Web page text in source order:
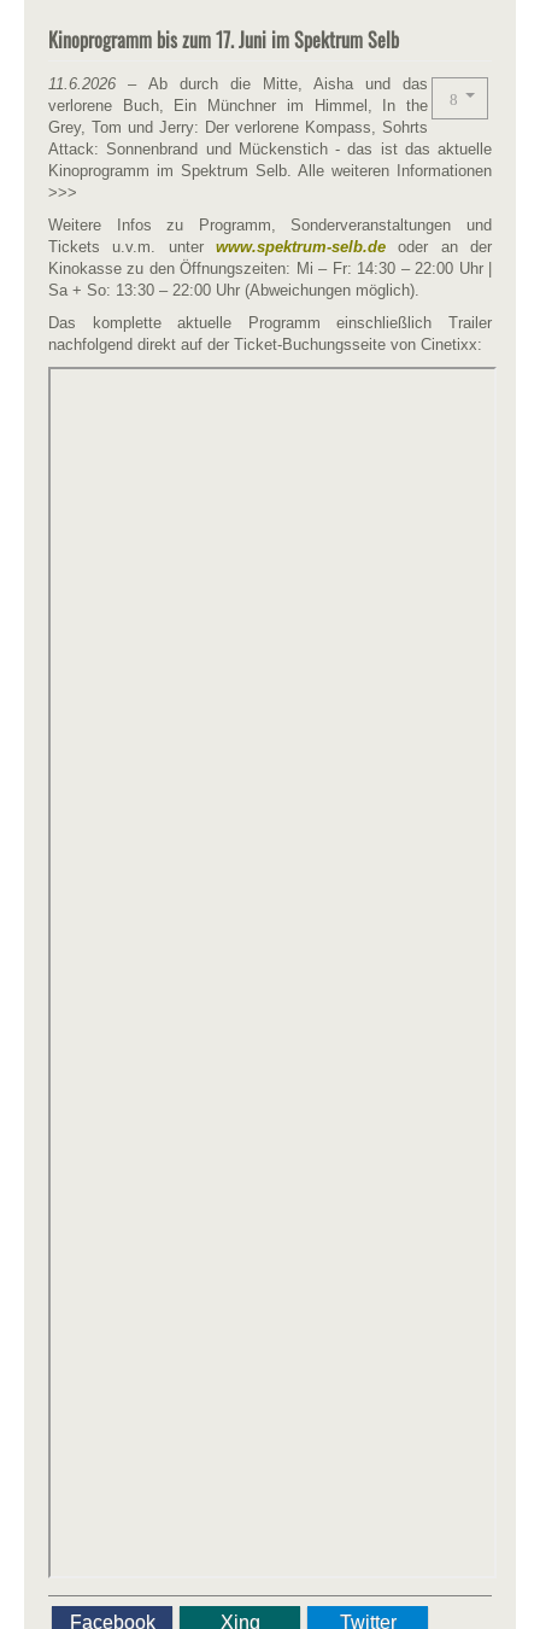
Kinoprogramm bis zum 17. Juni im Spektrum Selb
11.6.2026 – Ab durch die Mitte, Aisha und das
verlorene Buch, Ein Münchner im Himmel, In the
Grey, Tom und Jerry: Der verlorene Kompass, Sohrts
Attack: Sonnenbrand und Mückenstich - das ist das aktuelle
Kinoprogramm im Spektrum Selb. Alle weiteren Informationen
>>>
Weitere Infos zu Programm, Sonderveranstaltungen und
Tickets u.v.m. unter www.spektrum-selb.de oder an der
Kinokasse zu den Öffnungszeiten: Mi – Fr: 14:30 – 22:00 Uhr |
Sa + So: 13:30 – 22:00 Uhr (Abweichungen möglich).
Das komplette aktuelle Programm einschließlich Trailer
nachfolgend direkt auf der Ticket-Buchungsseite von Cinetixx:
Facebook Xing
Twitter